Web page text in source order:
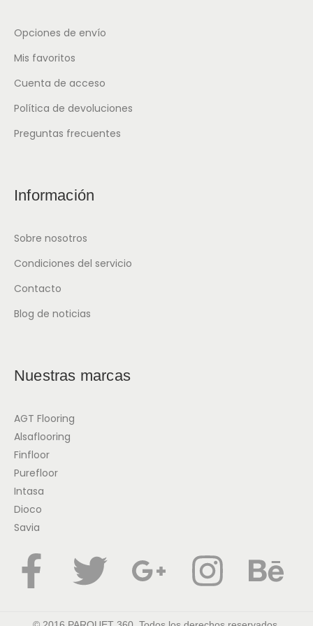
Opciones de envío
Mis favoritos
Cuenta de acceso
Política de devoluciones
Preguntas frecuentes
Información
Sobre nosotros
Condiciones del servicio
Contacto
Blog de noticias
Nuestras marcas
AGT Flooring
Alsaflooring
Finfloor
Purefloor
Intasa
Dioco
Savia